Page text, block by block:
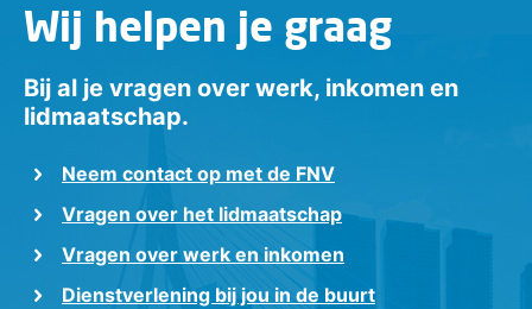
Wij helpen je graag
Bij al je vragen over werk, inkomen en
lidmaatschap.
Neem contact op met de FNV
Vragen over het lidmaatschap
Vragen over werk en inkomen
Dienstverlening bij jou in de buurt